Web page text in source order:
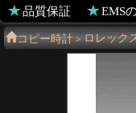
品質保証
EMS
コピー時計 > ロレック